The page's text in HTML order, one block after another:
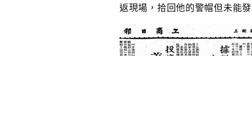
返現場，拾回他的警帽但未能